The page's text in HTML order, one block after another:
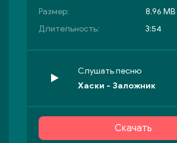
Размер:
8.96 MB
Длительность:
3:54
Слушать песню
Хаски - Заложник
Скачать